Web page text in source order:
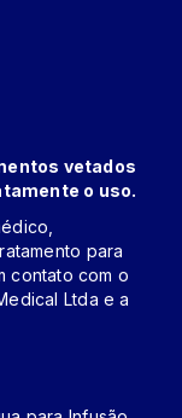
vetados
o uso.
para
contato com o
Ltda e a